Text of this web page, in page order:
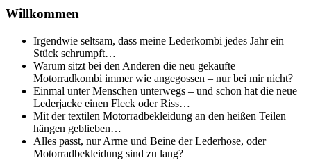
Willkommen
Irgendwie seltsam, dass meine Lederkombi jedes Jahr ein
Stück schrumpft…
Warum sitzt bei den Anderen die neu gekaufte
Motorradkombi immer wie angegossen – nur bei mir nicht?
Einmal unter Menschen unterwegs – und schon hat die neue
Lederjacke einen Fleck oder Riss…
Mit der textilen Motorradbekleidung an den heißen Teilen
hängen geblieben…
Alles passt, nur Arme und Beine der Lederhose, oder
Motorradbekleidung sind zu lang?